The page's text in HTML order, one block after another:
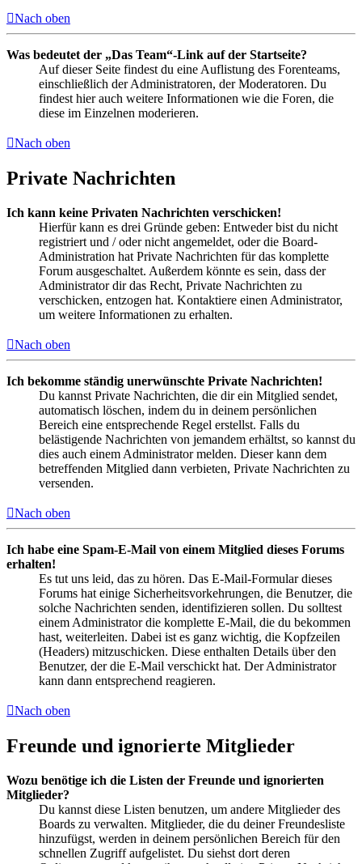
Nach oben
Was bedeutet der „Das Team“-Link auf der Startseite?
Auf dieser Seite findest du eine Auflistung des Forenteams,
einschließlich der Administratoren, der Moderatoren. Du
findest hier auch weitere Informationen wie die Foren, die
diese im Einzelnen moderieren.
Nach oben
Private Nachrichten
Ich kann keine Privaten Nachrichten verschicken!
Hierfür kann es drei Gründe geben: Entweder bist du nicht
registriert und / oder nicht angemeldet, oder die Board-
Administration hat Private Nachrichten für das komplette
Forum ausgeschaltet. Außerdem könnte es sein, dass der
Administrator dir das Recht, Private Nachrichten zu
verschicken, entzogen hat. Kontaktiere einen Administrator,
um weitere Informationen zu erhalten.
Nach oben
Ich bekomme ständig unerwünschte Private Nachrichten!
Du kannst Private Nachrichten, die dir ein Mitglied sendet,
automatisch löschen, indem du in deinem persönlichen
Bereich eine entsprechende Regel erstellst. Falls du
belästigende Nachrichten von jemandem erhältst, so kannst du
dies auch einem Administrator melden. Dieser kann dem
betreffenden Mitglied dann verbieten, Private Nachrichten zu
versenden.
Nach oben
Ich habe eine Spam-E-Mail von einem Mitglied dieses Forums
erhalten!
Es tut uns leid, das zu hören. Das E-Mail-Formular dieses
Forums hat einige Sicherheitsvorkehrungen, die Benutzer, die
solche Nachrichten senden, identifizieren sollen. Du solltest
einem Administrator die komplette E-Mail, die du bekommen
hast, weiterleiten. Dabei ist es ganz wichtig, die Kopfzeilen
(Headers) mitzuschicken. Diese enthalten Details über den
Benutzer, der die E-Mail verschickt hat. Der Administrator
kann dann entsprechend reagieren.
Nach oben
Freunde und ignorierte Mitglieder
Wozu benötige ich die Listen der Freunde und ignorierten
Mitglieder?
Du kannst diese Listen benutzen, um andere Mitglieder des
Boards zu verwalten. Mitglieder, die du deiner Freundesliste
hinzufügst, werden in deinem persönlichen Bereich für den
schnellen Zugriff aufgelistet. Du siehst dort deren